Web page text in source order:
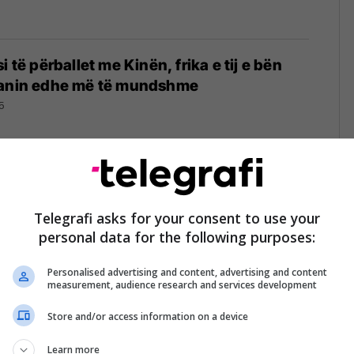
të përballet me Kinën, frika e tij e bën
edhe më të mundshme
pranojë se për Netanyahun dhe
është e vetmja mundësi
nuk do ta pranojë paqen: Ku do të na
Telegrafi asks for your consent to use your
personal data for the following purposes:
Personalised advertising and content, advertising and content
measurement, audience research and services development
Store and/or access information on a device
Learn more